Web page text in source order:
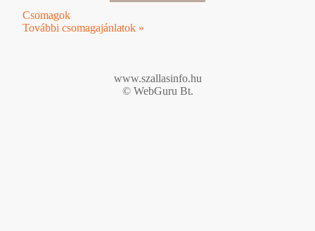
Csomagok
További csomagajánlatok »
www.szallasinfo.hu
© WebGuru Bt.